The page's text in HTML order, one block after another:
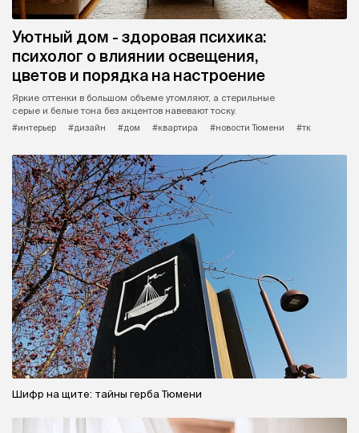
Уютный дом - здоровая психика:
психолог о влиянии освещения,
цветов и порядка на настроение
Яркие оттенки в большом объеме утомляют, а стерильные
серые и белые тона без акцентов навевают тоску.
#интерьер
#дизайн #дом #квартира #новости Тюмени #тк
Шифр на щите: тайны герба Тюмени